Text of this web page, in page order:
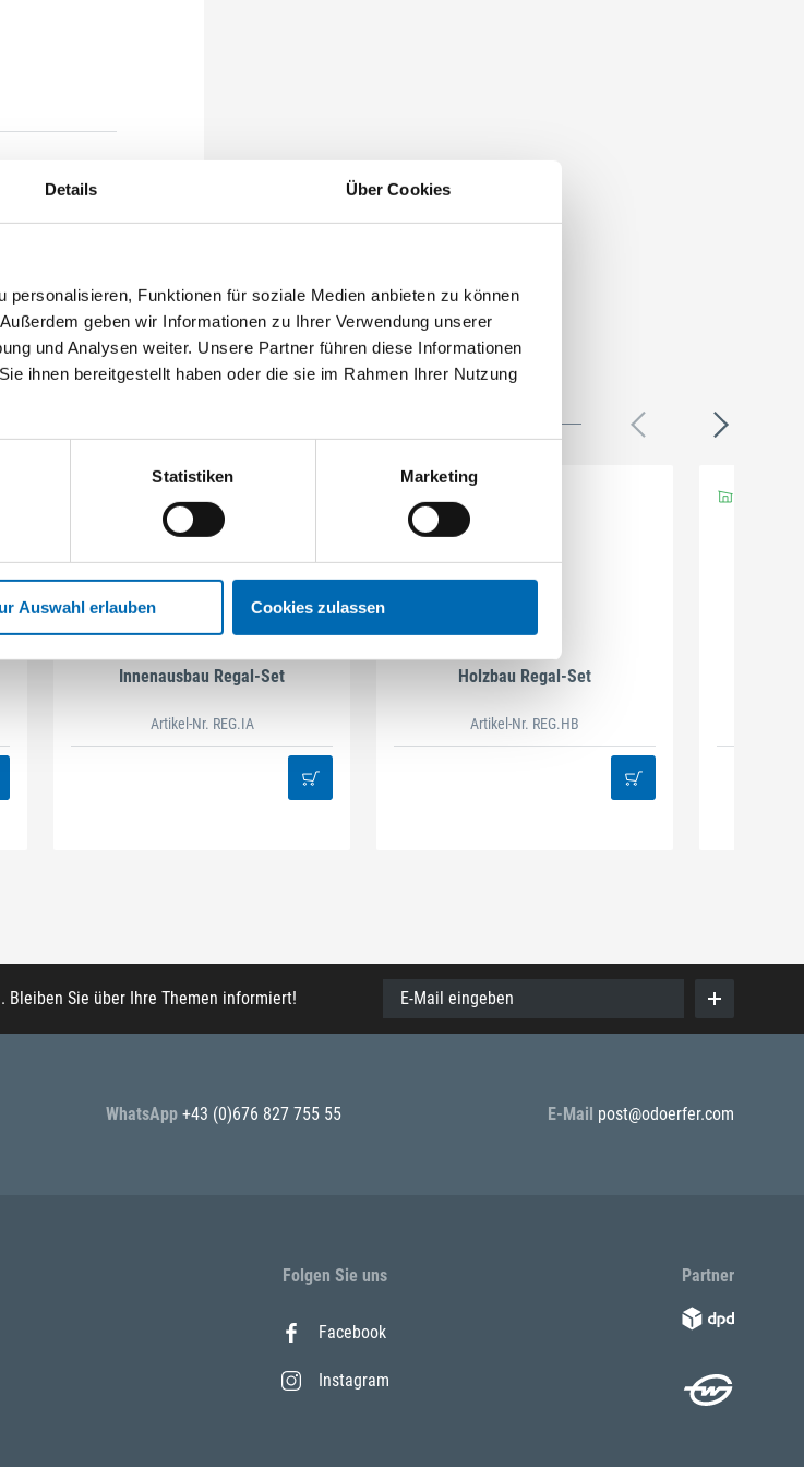
Details Über Cookies
Funktionen für soziale Medien anbieten zu können
geben wir Informationen zu Ihrer Verwendung unserer
und Analysen weiter. Unsere Partner führen diese Informationen
ihnen bereitgestellt haben oder die sie im Rahmen Ihrer Nutzung
Statistiken Marketing
Auswahl erlauben Cookies zulassen
Innenausbau Regal-Set
Artikel-Nr. REG.IA
Holzbau Regal-Set
Artikel-Nr. REG.HB
Bleiben Sie über Ihre Themen informiert! E-Mail eingeben
WhatsApp +43 (0)676 827 755 55 E-Mail post@odoerfer.com
Folgen Sie uns
Facebook
Instagram
Partner